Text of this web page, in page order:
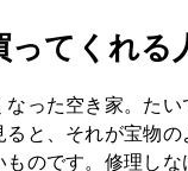
ってくれる
なった空き家。た
ると、それが宝物
ものです。修理し